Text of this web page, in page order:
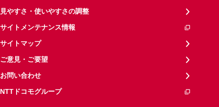
見やすさ・使いやすさの調整
サイトメンテナンス情報
サイトマップ
ご意見・ご要望
お問い合わせ
NTTドコモグループ